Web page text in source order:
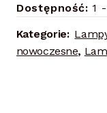
Dostępność: 1
Kategorie:
nowoczesne,